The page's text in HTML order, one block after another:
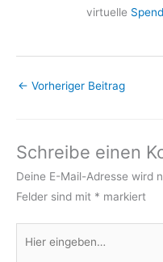
virtuelle
← Vorheriger Beitrag
Schreibe einen
Deine E-Mail-Adresse wird
Felder sind mit * markiert
eingeben…